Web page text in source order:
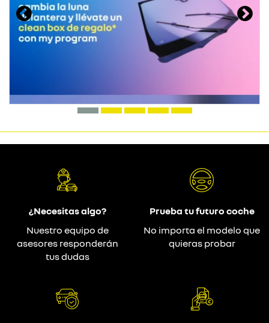
¿Necesitas algo?
Nuestro equipo de
asesores responderán
tus dudas
Prueba tu futuro coche
No importa el modelo que
quieras probar